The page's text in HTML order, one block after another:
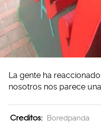
La gente ha
nosotros nos parece
Creditos: Boredpanda